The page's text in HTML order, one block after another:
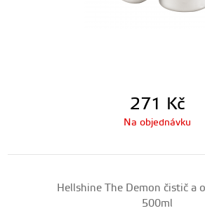
271 Kč
Na objednávku
Hellshine The Demon čistič a
500ml